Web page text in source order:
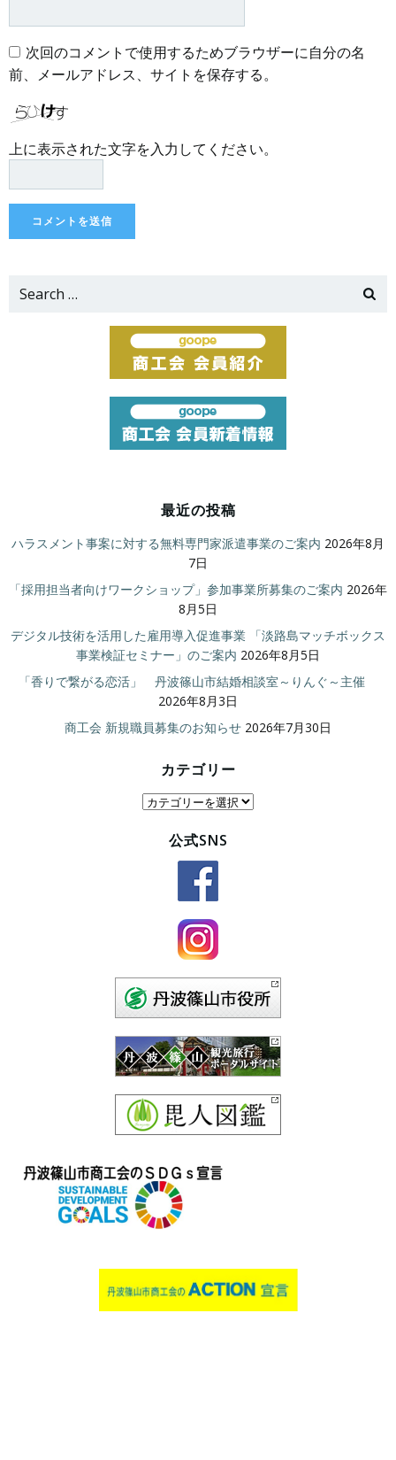
次回のコメントで使用するためブラウザーに自分の名
前、メールアドレス、サイトを保存する。
上に表示された文字を入力してください。
Search
最近の投稿
ハラスメント事案に対する無料専門家派遣事業のご案内 2026年8月
7日
「採用担当者向けワークショップ」参加事業所募集のご案内 2026年
8月5日
デジタル技術を活用した雇用導入促進事業 「淡路島マッチボックス
事業検証セミナー」のご案内 2026年8月5日
「香りで繋がる恋活」 丹波篠山市結婚相談室～りんぐ～主催
2026年8月3日
商工会 新規職員募集のお知らせ 2026年7月30日
カテゴリー
カ
公式SNS